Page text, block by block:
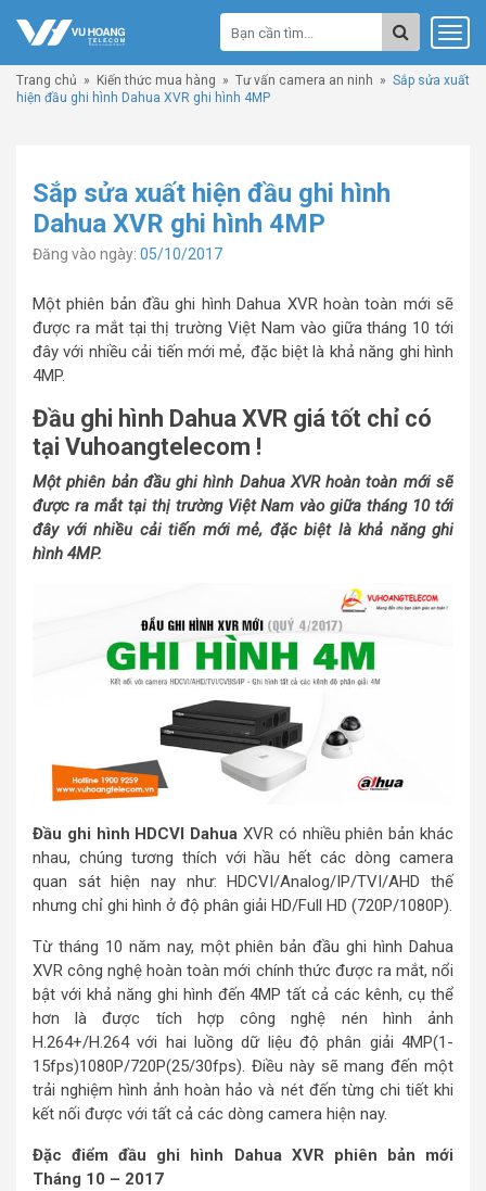
Trang chủ » Kiến thức mua hàng » Tư vấn camera an ninh » Sắp sửa xuất
hiện đầu ghi hình Dahua XVR ghi hình 4MP
Sắp sửa xuất hiện đầu ghi hình
Dahua XVR ghi hình 4MP
Đăng vào ngày: 05/10/2017
Một phiên bản đầu ghi hình Dahua XVR hoàn toàn mới sẽ
được ra mắt tại thị trường Việt Nam vào giữa tháng 10 tới
đây với nhiều cải tiến mới mẻ, đặc biệt là khả năng ghi hình
4MP.
Đầu ghi hình Dahua XVR giá tốt chỉ có
tại Vuhoangtelecom !
Một phiên bản đầu ghi hình Dahua XVR hoàn toàn mới sẽ
được ra mắt tại thị trường Việt Nam vào giữa tháng 10 tới
đây với nhiều cải tiến mới mẻ, đặc biệt là khả năng ghi
hình 4MP.
Đầu ghi hình HDCVI Dahua XVR có nhiều phiên bản khác
nhau, chúng tương thích với hầu hết các dòng camera
quan sát hiện nay như: HDCVI/Analog/IP/TVI/AHD thế
nhưng chỉ ghi hình ở độ phân giải HD/Full HD (720P/1080P).
Từ tháng 10 năm nay, một phiên bản đầu ghi hình Dahua
XVR công nghệ hoàn toàn mới chính thức được ra mắt, nổi
bật với khả năng ghi hình đến 4MP tất cả các kênh, cụ thể
hơn là được tích hợp công nghệ nén hình ảnh
H.264+/H.264 với hai luồng dữ liệu độ phân giải 4MP(1-
15fps)1080P/720P(25/30fps). Điều này sẽ mang đến một
trải nghiệm hình ảnh hoàn hảo và nét đến từng chi tiết khi
kết nối được với tất cả các dòng camera hiện nay.
Đặc điểm đầu ghi hình Dahua XVR phiên bản mới
Tháng 10 – 2017